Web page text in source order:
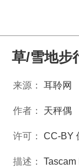
草/雪地步
来源： 耳聆网
作者： 天秤偶
许可： CC-BY
描述：